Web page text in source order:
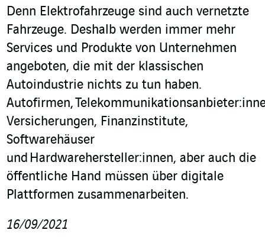
Denn Elektrofahrzeuge sind auch vernetzte
Fahrzeuge. Deshalb werden immer mehr
Services und Produkte von Unternehmen
angeboten, die mit der klassischen
Autoindustrie nichts zu tun haben.
Autofirmen,
Versicherungen, Finanzinstitute,
Softwarehäuser
und Hardwarehersteller:innen, aber auch die
öffentliche Hand müssen über digitale
Plattformen zusammenarbeiten.
16/09/2021